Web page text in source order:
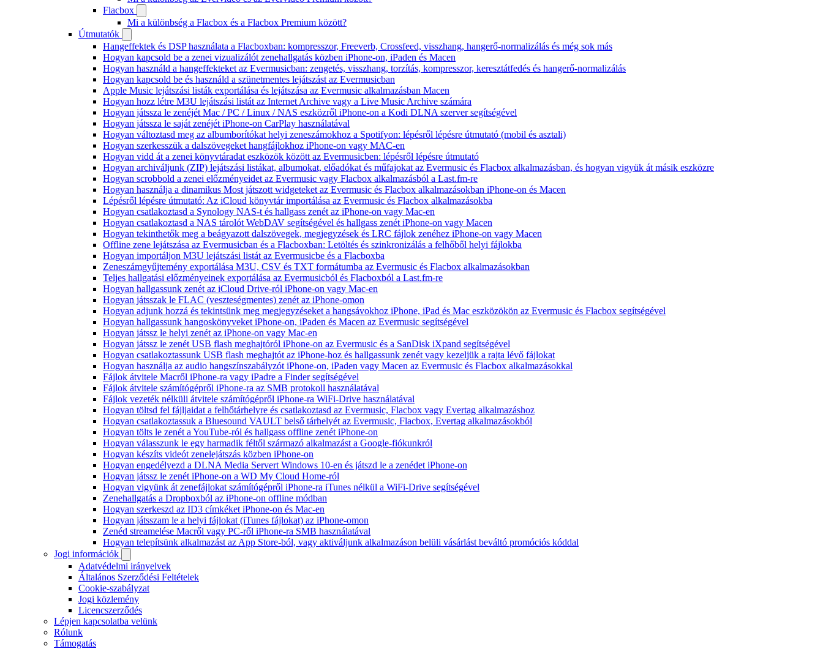
Flacbox
Mi a különbség a Flacbox és a Flacbox Premium között?
Útmutatók
Hangeffektek és DSP használata a Flacboxban: kompresszor, Freeverb, Crossfeed, visszhang, hangerő-normalizálás és még sok más
Hogyan kapcsold be a zenei vizualizálót zenehallgatás közben iPhone-on, iPaden és Macen
Hogyan használd a hangeffekteket az Evermusicban: zengetés, visszhang, torzítás, kompresszor, keresztátfedés és hangerő-normalizálás
Hogyan kapcsold be és használd a szünetmentes lejátszást az Evermusicban
Apple Music lejátszási listák exportálása és lejátszása az Evermusic alkalmazásban Macen
Hogyan hozz létre M3U lejátszási listát az Internet Archive vagy a Live Music Archive számára
Hogyan játssza le zenéjét Mac / PC / Linux / NAS eszközről iPhone-on a Kodi DLNA szerver segítségével
Hogyan játssza le saját zenéjét iPhone-on CarPlay használatával
Hogyan változtasd meg az albumborítókat helyi zeneszámokhoz a Spotifyon: lépésről lépésre útmutató (mobil és asztali)
Hogyan szerkesszük a dalszövegeket hangfájlokhoz iPhone-on vagy MAC-en
Hogyan vidd át a zenei könyvtáradat eszközök között az Evermusicben: lépésről lépésre útmutató
Hogyan archiváljunk (ZIP) lejátszási listákat, albumokat, előadókat és műfajokat az Evermusic és Flacbox alkalmazásban, és hogyan vigyük át másik eszközre
Hogyan scrobbold a zenei előzményeidet az Evermusic vagy Flacbox alkalmazásból a Last.fm-re
Hogyan használja a dinamikus Most játszott widgeteket az Evermusic és Flacbox alkalmazásokban iPhone-on és Macen
Lépésről lépésre útmutató: Az iCloud könyvtár importálása az Evermusic és Flacbox alkalmazásokba
Hogyan csatlakoztasd a Synology NAS-t és hallgass zenét az iPhone-on vagy Mac-en
Hogyan csatlakoztasd a NAS tárolót WebDAV segítségével és hallgass zenét iPhone-on vagy Macen
Hogyan tekinthetők meg a beágyazott dalszövegek, megjegyzések és LRC fájlok zenéhez iPhone-on vagy Macen
Offline zene lejátszása az Evermusicban és a Flacboxban: Letöltés és szinkronizálás a felhőből helyi fájlokba
Hogyan importáljon M3U lejátszási listát az Evermusicbe és a Flacboxba
Zeneszámgyűjtemény exportálása M3U, CSV és TXT formátumba az Evermusic és Flacbox alkalmazásokban
Teljes hallgatási előzményeinek exportálása az Evermusicból és Flacboxból a Last.fm-re
Hogyan hallgassunk zenét az iCloud Drive-ról iPhone-on vagy Mac-en
Hogyan játsszak le FLAC (veszteségmentes) zenét az iPhone-omon
Hogyan adjunk hozzá és tekintsünk meg megjegyzéseket a hangsávokhoz iPhone, iPad és Mac eszközökön az Evermusic és Flacbox segítségével
Hogyan hallgassunk hangoskönyveket iPhone-on, iPaden és Macen az Evermusic segítségével
Hogyan játssz le helyi zenét az iPhone-on vagy Mac-en
Hogyan játssz le zenét USB flash meghajtóról iPhone-on az Evermusic és a SanDisk iXpand segítségével
Hogyan csatlakoztassunk USB flash meghajtót az iPhone-hoz és hallgassunk zenét vagy kezeljük a rajta lévő fájlokat
Hogyan használja az audio hangszínszabályzót iPhone-on, iPaden vagy Macen az Evermusic és Flacbox alkalmazásokkal
Fájlok átvitele Macről iPhone-ra vagy iPadre a Finder segítségével
Fájlok átvitele számítógépről iPhone-ra az SMB protokoll használatával
Fájlok vezeték nélküli átvitele számítógépről iPhone-ra WiFi-Drive használatával
Hogyan töltsd fel fájljaidat a felhőtárhelyre és csatlakoztasd az Evermusic, Flacbox vagy Evertag alkalmazáshoz
Hogyan csatlakoztassuk a Bluesound VAULT belső tárhelyét az Evermusic, Flacbox, Evertag alkalmazásokból
Hogyan tölts le zenét a YouTube-ról és hallgass offline zenét iPhone-on
Hogyan válasszunk le egy harmadik féltől származó alkalmazást a Google-fiókunkról
Hogyan készíts videót zenelejátszás közben iPhone-on
Hogyan engedélyezd a DLNA Media Servert Windows 10-en és játszd le a zenédet iPhone-on
Hogyan játssz le zenét iPhone-on a WD My Cloud Home-ról
Hogyan vigyünk át zenefájlokat számítógépről iPhone-ra iTunes nélkül a WiFi-Drive segítségével
Zenehallgatás a Dropboxból az iPhone-on offline módban
Hogyan szerkeszd az ID3 címkéket iPhone-on és Mac-en
Hogyan játsszam le a helyi fájlokat (iTunes fájlokat) az iPhone-omon
Zenéd streamelése Macről vagy PC-ről iPhone-ra SMB használatával
Hogyan telepítsünk alkalmazást az App Store-ból, vagy aktiváljunk alkalmazáson belüli vásárlást beváltó promóciós kóddal
Jogi információk
Adatvédelmi irányelvek
Általános Szerződési Feltételek
Cookie-szabályzat
Jogi közlemény
Licencszerződés
Lépjen kapcsolatba velünk
Rólunk
Támogatás